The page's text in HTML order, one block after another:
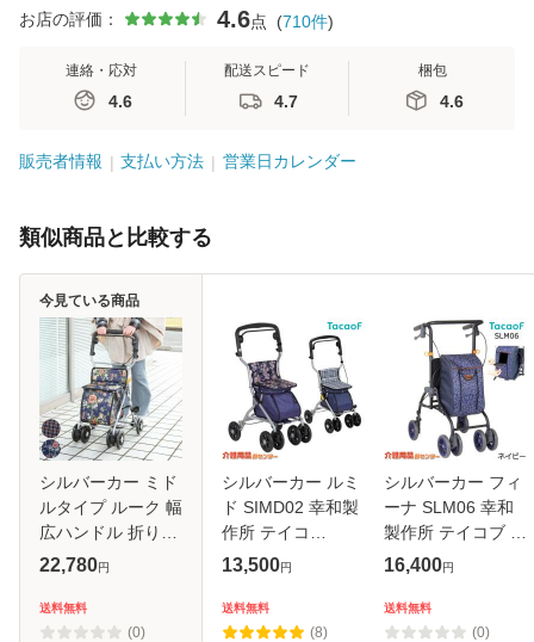
お店の評価： 4.6点 (710件)
連絡・応対
4.6
配送スピード
4.7
梱包
4.6
販売者情報 支払い方法 営業日カレンダー
類似商品と比較する
シルバーカー ミド
ルタイプ ルーク 幅
広ハンドル 折りた
たみ （ カート 歩
折りたたみ コンパ
クト アルミ製 軽量
22,780円
送料無料
(0)
今見ている商品
シルバーカー ルミ
ド SIMD02 幸和製
作所 テイコ
ブ/TacaoF 座れる
み 軽量 コンパクト
ミドル 歩行介助 補
13,500円
送料無料
(8)
シルバーカー フィ
ーナ SLM06 幸和
製作所 テイコブ 座
れる おしゃれ 折り
軽量 ミドル 歩行介
助 補助具 カート U
16,400円
送料無料
(0)